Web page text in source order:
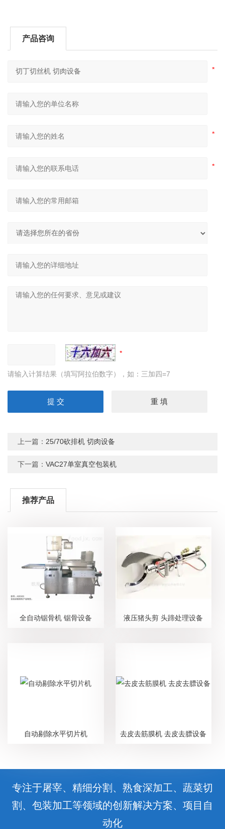
产品咨询
请输入计算结果（填写阿拉伯数字），如：三加四=7
上一篇： 25/70砍排机 切肉设备
下一篇：VAC27单室真空包装机
推荐产品
全自动锯骨机 锯骨设备 液压猪头剪 头蹄处理设备
自动剔除水平切片机 去皮去筋膜机 去皮去膘设备
专注于屠宰、精细分割、熟食深加工、蔬菜切
割、包装加工等领域的创新解决方案、项目自
动化